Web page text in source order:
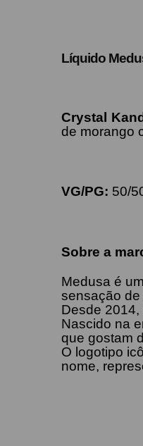
Líquido
Crystal
de morango
VG/PG: 50/
Sobre a
Medusa é
sensação
Desde
Nascido na
que gostam
O logotipo
nome,